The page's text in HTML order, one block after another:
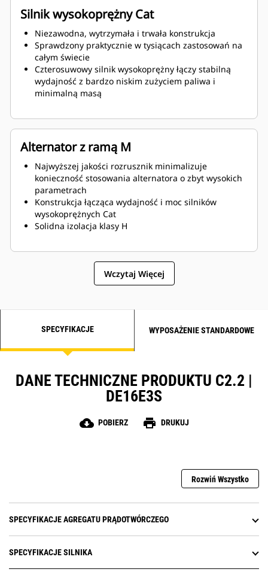
Silnik wysokoprężny Cat
Niezawodna, wytrzymała i trwała konstrukcja
Sprawdzony praktycznie w tysiącach zastosowań na
całym świecie
Czterosuwowy silnik wysokoprężny łączy stabilną
wydajność z bardzo niskim zużyciem paliwa i
minimalną masą
Alternator z ramą M
Najwyższej jakości rozrusznik minimalizuje
konieczność stosowania alternatora o zbyt wysokich
parametrach
Konstrukcja łącząca wydajność i moc silników
wysokoprężnych Cat
Solidna izolacja klasy H
Wczytaj Więcej
SPECYFIKACJE WYPOSAŻENIE STANDARDOWE
DANE TECHNICZNE PRODUKTU C2.2 |
DE16E3S
cloud_download POBIERZ print DRUKUJ
Rozwiń Wszystko
SPECYFIKACJE AGREGATU PRĄDOTWÓRCZEGO
SPECYFIKACJE SILNIKA